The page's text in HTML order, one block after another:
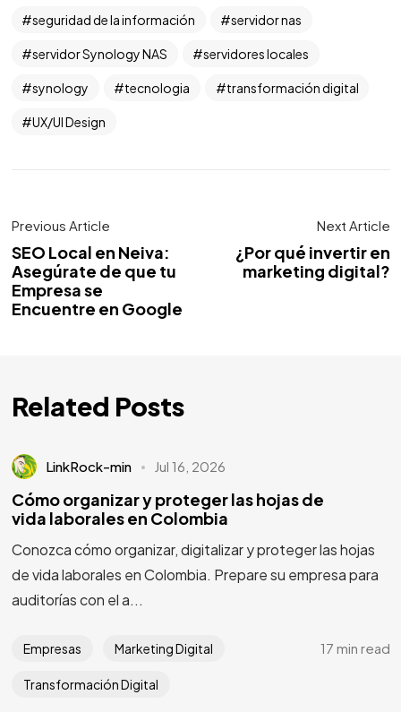
seguridad de la información servidor nas
servidor Synology NAS servidores locales
synology tecnologia transformación digital
UX/UI Design
Previous Article
SEO Local en Neiva:
Asegúrate de que tu
Empresa se
Encuentre en Google
Next Article
¿Por qué invertir en
marketing digital?
Related Posts
LinkRock-min Jul 16, 2026
Cómo organizar y proteger las hojas de
vida laborales en Colombia
Conozca cómo organizar, digitalizar y proteger las hojas
de vida laborales en Colombia. Prepare su empresa para
auditorías con el a...
Empresas Marketing Digital
Transformación Digital
17 min read